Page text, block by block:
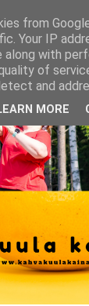
from
Your IP
along with
of
and
MORE